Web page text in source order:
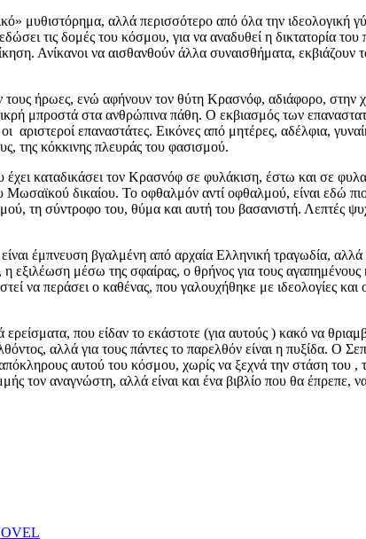
μυθιστόρημα, αλλά περισσότερο από όλα την ιδεολογική
τις δομές του κόσμου, για να αναδυθεί η δικτατορία
Ανίκανοι να αισθανθούν άλλα συναισθήματα,
τους ήρωες, ενώ αφήνουν τον θύτη Κρασνόφ, αδιάφορο,
μπροστά στα ανθρώπινα πάθη. Ο εκβιασμός των
επαναστάτες. Εικόνες από μητέρες, αδέλφια,
της κόκκινης πλευράς του φασισμού.
καταδικάσει τον Κρασνόφ σε φυλάκιση, έστω και σε
Μωσαϊκού δικαίου. Το οφθαλμόν αντί οφθαλμού, είναι εδώ
τη σύντροφο του, θύμα και αυτή του βασανιστή. Λεπτές
έμπνευση βγαλμένη από αρχαία Ελληνική τραγωδία,
εξιλέωση μέσω της σφαίρας, ο θρήνος για τους
να περάσει ο καθένας, που γαλουχήθηκε με ιδεολογίες
που είδαν το εκάστοτε (για αυτούς ) κακό να
αλλά για τους πάντες το παρελθόν είναι η πυξίδα. Ο
αυτού του κόσμου, χωρίς να ξεχνά την στάση του
τον αναγνώστη, αλλά είναι και ένα βιβλίο που θα